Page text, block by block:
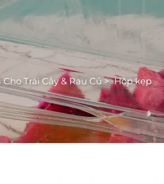
Trái Cây & Rau Củ>Hộp kẹp